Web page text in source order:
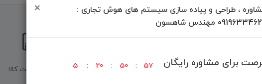
، طراحی و پیاده سازی سیستم های هوش تجاری :
مهندس شاهسون
×
برای مشاوره رایگان 5 20 50 56 کالا پرداخت در محل ضمانت بازگشت کالا